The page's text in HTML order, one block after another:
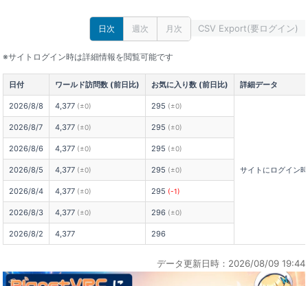
日次 週次 月次 CSV Export(要ログイン)
※サイトログイン時は詳細情報を閲覧可能です
日付 ワールド訪問数 (前日比) お気に入り数 (前日比) 詳細データ
2026/8/8 4,377 (±0) 295 (±0)
サイトにログイン
2026/8/7 4,377 (±0) 295 (±0)
2026/8/6 4,377 (±0) 295 (±0)
2026/8/5 4,377 (±0) 295 (±0)
2026/8/4 4,377 (±0) 295 (-1)
2026/8/3 4,377 (±0) 296 (±0)
2026/8/2 4,377 296
データ更新日時：2026/08/09 19:44